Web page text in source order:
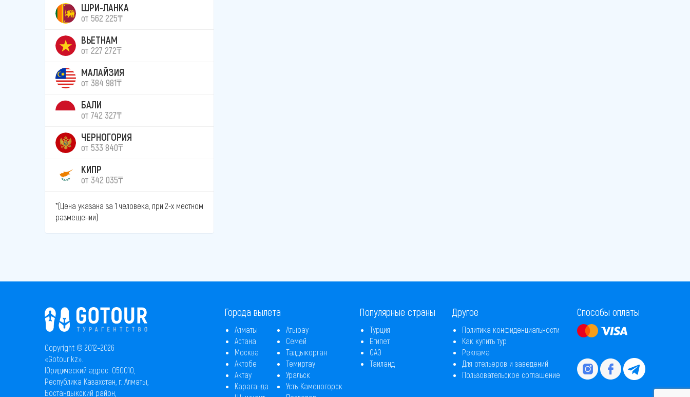
ШРИ-ЛАНКА
от 562 225₸
ВЬЕТНАМ
от 227 272₸
МАЛАЙЗИЯ
от 384 981₸
БАЛИ
от 742 327₸
ЧЕРНОГОРИЯ
от 533 840₸
КИПР
от 342 035₸
*(Цена указана за 1 человека, при 2-х местном
размещении)
Copyright © 2012–2026
«Gotour.kz».
Юридический адрес: 050010,
Республика Казахстан, г. Алматы,
Бостандыкский район,
Города вылета
Алматы
Астана
Москва
Актобе
Актау
Караганда
Атырау
Семей
Талдыкорган
Темиртау
Уральск
Усть-Каменогорск
Популярные страны
Турция
Египет
ОАЭ
Таиланд
Другое
Политика конфиденциальности
Как купить тур
Реклама
Для отельеров и заведений
Пользовательское соглашение
Способы оплаты